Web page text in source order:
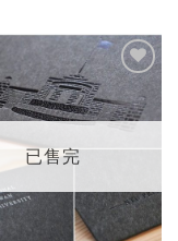
「願
望輕
已售完